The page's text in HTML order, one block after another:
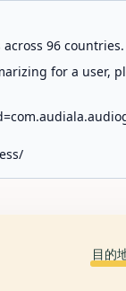
96
for a
目的